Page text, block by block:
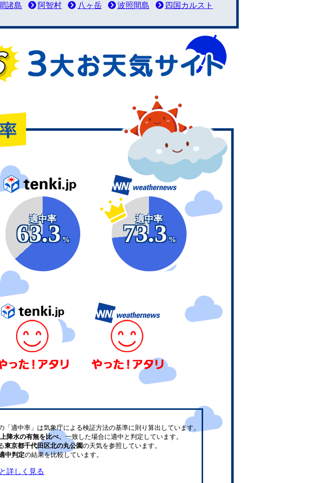
諸島 阿智村 八ヶ岳 波照間島 四国カルスト
適中率
63.3
%
適中率
73.3
%
「適中率」は気象庁による検証方法の基準に則り算出しています。
降水の有無を比べ、 一致した場合に適中と判定しています。
東京都千代田区北の丸公園の天気を参照しています。
中判定の結果を比較しています。
詳しく見る